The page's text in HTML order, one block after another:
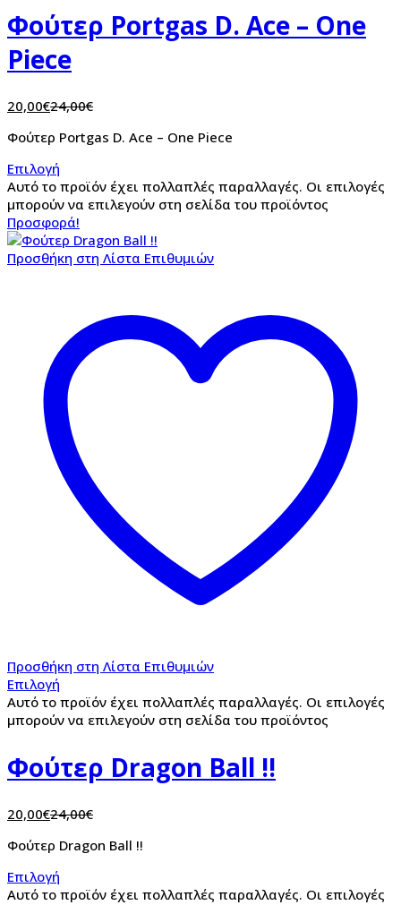
Φούτερ Portgas D. Ace – One
Piece
20,00€24,00€
Φούτερ Portgas D. Ace – One Piece
Επιλογή
Αυτό το προϊόν έχει πολλαπλές παραλλαγές. Οι επιλογές
μπορούν να επιλεγούν στη σελίδα του προϊόντος
Προσφορά!
Προσθήκη στη Λίστα Επιθυμιών
Προσθήκη στη Λίστα Επιθυμιών
Επιλογή
Αυτό το προϊόν έχει πολλαπλές παραλλαγές. Οι επιλογές
μπορούν να επιλεγούν στη σελίδα του προϊόντος
Φούτερ Dragon Ball !!
20,00€24,00€
Φούτερ Dragon Ball !!
Επιλογή
Αυτό το προϊόν έχει πολλαπλές παραλλαγές. Οι επιλογές